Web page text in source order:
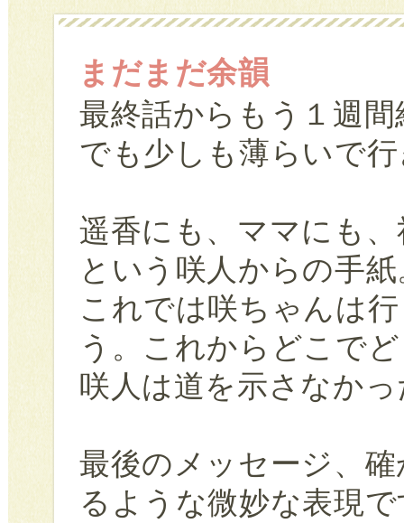
まだまだ余韻
最終話からもう１週
でも少しも薄らいで
遥香にも、ママにも
という咲人からの手紙
これでは咲ちゃんは
う。これからどこで
咲人は道を示さなか
最後のメッセージ、
るような微妙な表現